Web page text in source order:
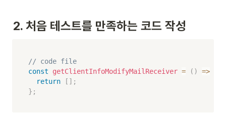
2. 처음 테스트를 만족하는 코드 작성
// code file
const
getClientInfoModifyMailReceiver = ( ) =>
return
[ ] ;
} ;